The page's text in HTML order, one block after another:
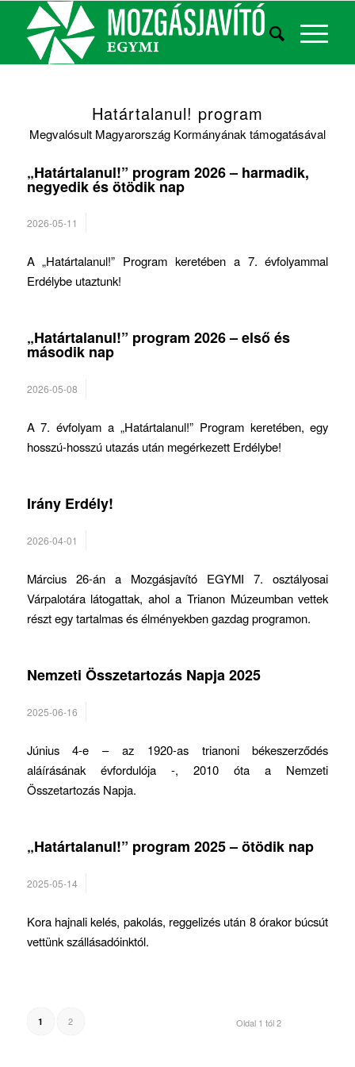
Határtalanul! program
Megvalósult Magyarország Kormányának támogatásával
„Határtalanul!” program 2026 – harmadik,
negyedik és ötödik nap
2026-05-11
A „Határtalanul!” Program keretében a 7. évfolyammal
Erdélybe utaztunk!
„Határtalanul!” program 2026 – első és
második nap
2026-05-08
A 7. évfolyam a „Határtalanul!” Program keretében, egy
hosszú-hosszú utazás után megérkezett Erdélybe!
Irány Erdély!
2026-04-01
Március 26-án a Mozgásjavító EGYMI 7. osztályosai
Várpalotára látogattak, ahol a Trianon Múzeumban vettek
részt egy tartalmas és élményekben gazdag programon.
Nemzeti Összetartozás Napja 2025
2025-06-16
Június 4-e – az 1920-as trianoni békeszerződés
aláírásának évfordulója -, 2010 óta a Nemzeti
Összetartozás Napja.
„Határtalanul!” program 2025 – ötödik nap
2025-05-14
Kora hajnali kelés, pakolás, reggelizés után 8 órakor búcsút
vettünk szállásadóinktól.
Oldal 1 tól 2
1 2